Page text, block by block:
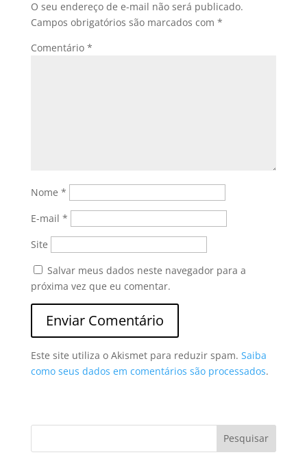
O seu endereço de e-mail não será publicado.
Campos obrigatórios são marcados com *
Comentário *
Nome *
E-mail *
Site
Salvar meus dados neste navegador para a
próxima vez que eu comentar.
Este site utiliza o Akismet para reduzir spam. Saiba
como seus dados em comentários são processados.
Pesquisar